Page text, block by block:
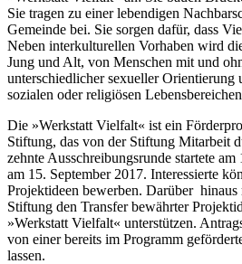
Sie tragen zu einer lebendigen
Gemeinde bei. Sie sorgen dafür, dass
Neben interkulturellen Vorhaben wird
Jung und Alt, von Menschen mit und
unterschiedlicher sexueller Orientierung
sozialen oder religiösen
Die »Werkstatt Vielfalt« ist ein
Stiftung, das von der Stiftung Mitarbeit
zehnte Ausschreibungsrunde startete
am 15. September 2017. Interessierte
Projektideen bewerben. Darüber hinaus
Stiftung den Transfer bewährter
»Werkstatt Vielfalt« unterstützen.
von einer bereits im Programm
lassen.